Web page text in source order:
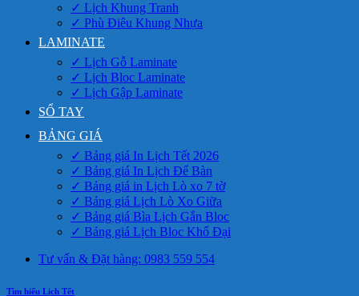
✓ Lịch Khung Tranh
✓ Phù Điêu Khung Nhựa
LAMINATE
✓ Lịch Gỗ Laminate
✓ Lịch Bloc Laminate
✓ Lịch Gập Laminate
SỔ TAY
BẢNG GIÁ
✓ Bảng giá In Lịch Tết 2026
✓ Bảng giá In Lịch Để Bàn
✓ Bảng giá in Lịch Lò xo 7 tờ
✓ Bảng giá Lịch Lò Xo Giữa
✓ Bảng giá Bìa Lịch Gắn Bloc
✓ Bảng giá Lịch Bloc Khổ Đại
Tư vấn & Đặt hàng: 0983 559 554
Tìm hiểu Lịch Tết